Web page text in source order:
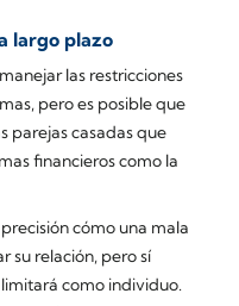
largo plazo
las restricciones
pero es posible que
parejas casadas que
financieros como la
cómo una mala
su relación, pero sí
como individuo.